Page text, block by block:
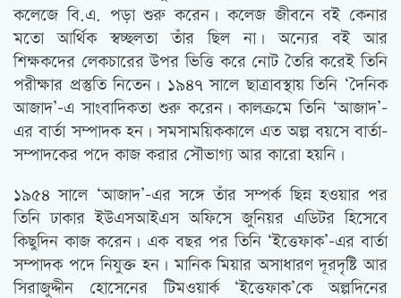
কলেজে বি.এ. পড়া শুরু করেন। কলেজ জীবনে বই কেনার
মতো আর্থিক স্বচ্ছলতা তাঁর ছিল না। অন্যের বই আর
শিক্ষকদের লেকচারের উপর ভিত্তি করে নোট তৈরি করেই তিনি
পরীক্ষার প্রস্তুতি নিতেন। ১৯৪৭ সালে ছাত্রাবস্থায় তিনি ‘দৈনিক
আজাদ’-এ সাংবাদিকতা শুরু করেন। কালক্রমে তিনি ‘আজাদ’-
এর বার্তা সম্পাদক হন। সমসাময়িককালে এত অল্প বয়সে বার্তা-
সম্পাদকের পদে কাজ করার সৌভাগ্য আর কারো হয়নি।
১৯৫৪ সালে ‘আজাদ’-এর সঙ্গে তাঁর সম্পর্ক ছিন্ন হওয়ার পর
তিনি ঢাকার ইউএসআইএস অফিসে জুনিয়র এডিটর হিসেবে
কিছুদিন কাজ করেন। এক বছর পর তিনি ‘ইত্তেফাক’-এর বার্তা
সম্পাদক পদে নিযুক্ত হন। মানিক মিয়ার অসাধারণ দূরদৃষ্টি আর
সিরাজুদ্দীন হোসেনের টিমওয়ার্ক ‘ইত্তেফাক’কে অল্পদিনের